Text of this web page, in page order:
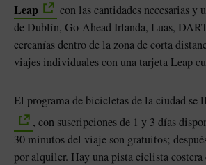
Leap
con las cantidades necesarias y
de Dublín, Go-Ahead Irlanda, Luas,
cercanías dentro de la zona de corta
viajes individuales con una tarjeta Leap
El programa de bicicletas de la ciudad se
, con suscripciones de 1 y 3 días
30 minutos del viaje son gratuitos;
por alquiler. Hay una pista ciclista costera